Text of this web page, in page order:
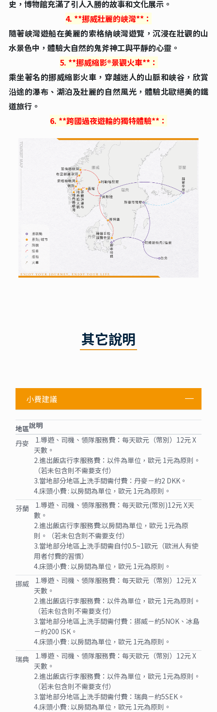
史，博物館充滿了引人入勝的故事和文化展示。
4. **挪威壯麗的峽灣**：
隨著峽灣遊船在美麗的索格納峽灣遊覽，沉浸在壯觀的山
水景色中，體驗大自然的鬼斧神工與平靜的心靈。
5. **挪威縮影®景觀火車**：
乘坐著名的挪威縮影火車，穿越迷人的山脈和峽谷，欣賞
沿途的瀑布、湖泊及壯麗的自然風光，體驗北歐絕美的鐵
道旅行。
6. **跨國過夜遊輪的獨特體驗**：
其它說明
小費建議
地區說明
丹麥
1.導遊、司機、領隊服務費：每天歐元（幣別）12元 X
天數。
2.進出飯店行李服務費：以件為單位，歐元 1元為原則。
（若未包含則不需要支付）
3.當地部分地區上洗手間需付費：丹麥－約2 DKK。
4.床頭小費 : 以房間為單位，歐元 1元為原則。
芬蘭
1.導遊、司機、領隊服務費：每天歐元(幣別)12元 X天
數。
2.進出飯店行李服務費:以房間為單位，歐元 1元為原
則。（若未包含則不需要支付）
3.當地部分地區上洗手間需自付0.5~1歐元（歐洲人有使
用者付費的習慣）
4.床頭小費 : 以房間為單位，歐元 1元為原則。
挪威
1.導遊、司機、領隊服務費：每天歐元（幣別）12元 X
天數。
2.進出飯店行李服務費：以件為單位，歐元 1元為原則。
（若未包含則不需要支付）
3.當地部分地區上洗手間需付費：挪威－約5NOK、冰島
－約200 ISK。
4.床頭小費 : 以房間為單位，歐元 1元為原則。
瑞典
1.導遊、司機、領隊服務費：每天歐元（幣別）12元 X
天數。
2.進出飯店行李服務費：以件為單位，歐元 1元為原則。
（若未包含則不需要支付）
3.當地部分地區上洗手間需付費：瑞典－約5SEK。
4.床頭小費 : 以房間為單位，歐元 1元為原則。